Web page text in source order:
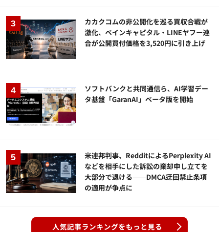
カカクコムの非公開化を巡る買収合戦が
激化、ベインキャピタル・LINEヤフー連
合が公開買付価格を3,520円に引き上げ
ソフトバンクと共同通信ら、AI学習デー
タ基盤「GaranAI」ベータ版を開始
米連邦判事、RedditによるPerplexity AI
などを相手にした訴訟の棄却申し立てを
大部分で退ける——DMCA迂回禁止条項
の適用が争点に
人気記事ランキングをもっと見る